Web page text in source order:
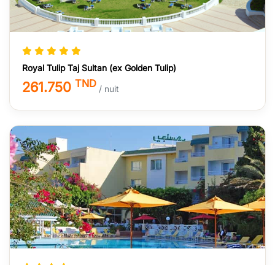
Royal Tulip Taj Sultan (ex Golden Tulip)
261.750 TND / nuit